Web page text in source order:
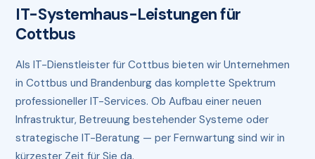
IT-Systemhaus-Leistungen für
Cottbus
Als IT-Dienstleister für Cottbus bieten wir Unternehmen
in Cottbus und Brandenburg das komplette Spektrum
professioneller IT-Services. Ob Aufbau einer neuen
Infrastruktur, Betreuung bestehender Systeme oder
strategische IT-Beratung — per Fernwartung sind wir in
kürzester Zeit für Sie da.